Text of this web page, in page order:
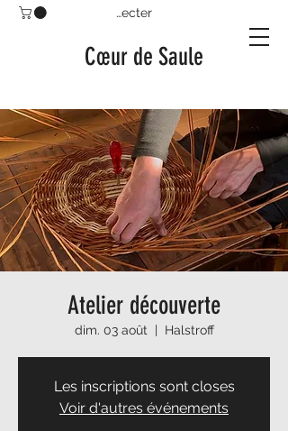
Se connecter
Cœur de Saule
Atelier découverte
dim. 03 août
  |
Halstroff
Les inscriptions sont closes
Voir d'autres événements